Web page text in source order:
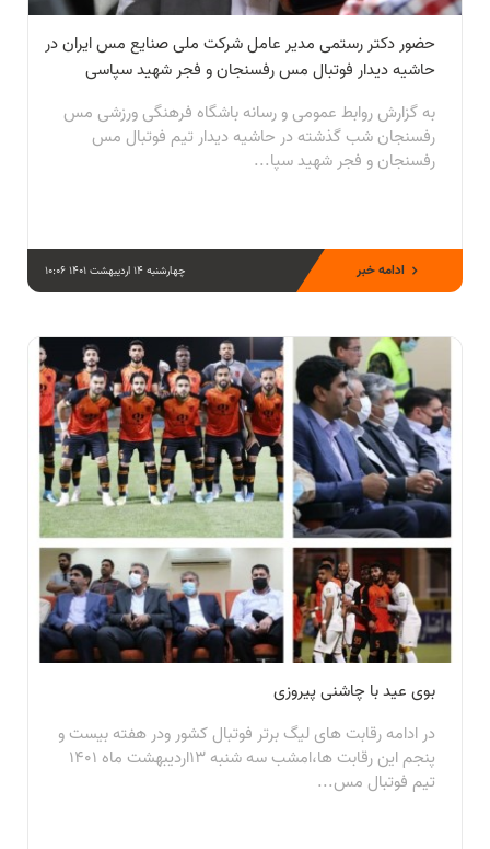
حضور دکتر رستمی مدیر عامل شرکت ملی صنایع مس ایران در
حاشیه دیدار فوتبال مس رفسنجان و فجر شهید سپاسی
به گزارش روابط عمومی و رسانه باشگاه فرهنگی ورزشی مس
رفسنجان شب گذشته در حاشیه دیدار تیم فوتبال مس
رفسنجان و فجر شهید سپا...
چهارشنبه 14 اردیبهشت 1401 10:06 ادامه خبر
بوی عید با چاشنی پیروزی
در ادامه رقابت های لیگ برتر فوتبال کشور ودر هفته بیست و
پنجم این رقابت ها،امشب سه شنبه ۱۳اردیبهشت ماه ۱۴۰۱
تیم فوتبال مس...